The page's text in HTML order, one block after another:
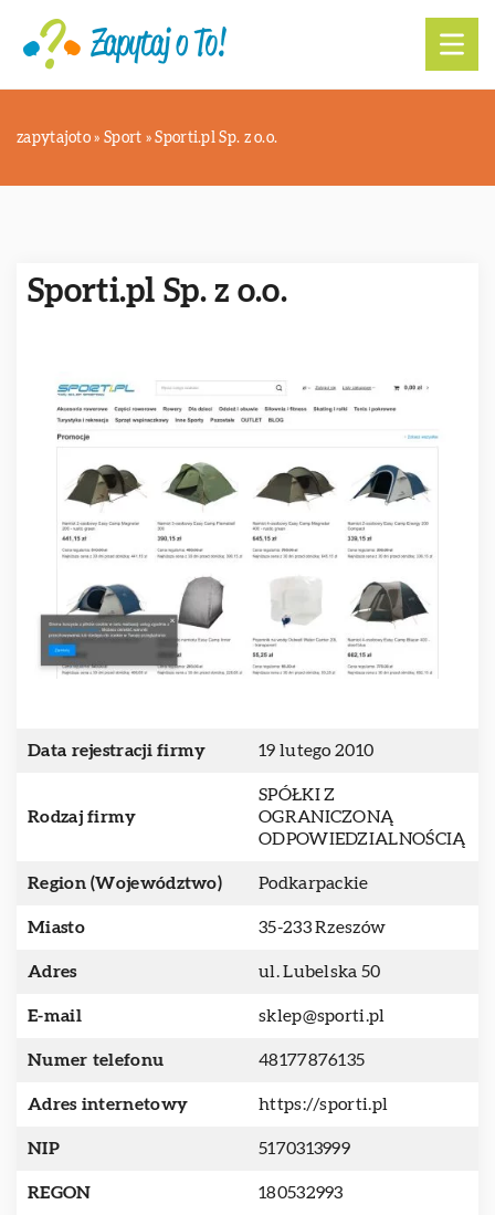
zapytajoto » Sport »Sporti.pl Sp. z o.o.
Sporti.pl Sp. z o.o.
Data rejestracji firmy 19 lutego 2010
Rodzaj firmy
SPÓŁKI Z
OGRANICZONĄ
ODPOWIEDZIALNOŚCIĄ
Region (Województwo) Podkarpackie
Miasto 35-233 Rzeszów
Adres ul. Lubelska 50
E-mail sklep@sporti.pl
Numer telefonu 48177876135
Adres internetowy https://sporti.pl
NIP 5170313999
REGON 180532993